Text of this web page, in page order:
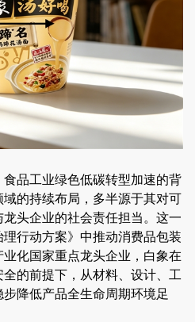
品工业绿色低碳转型加速的背
的持续布局，多半源于其对可
头企业的社会责任担当。这一
行动方案》中推动消费品包装
化国家重点龙头企业，白象在
的前提下，从材料、设计、工
降低产品全生命周期环境足